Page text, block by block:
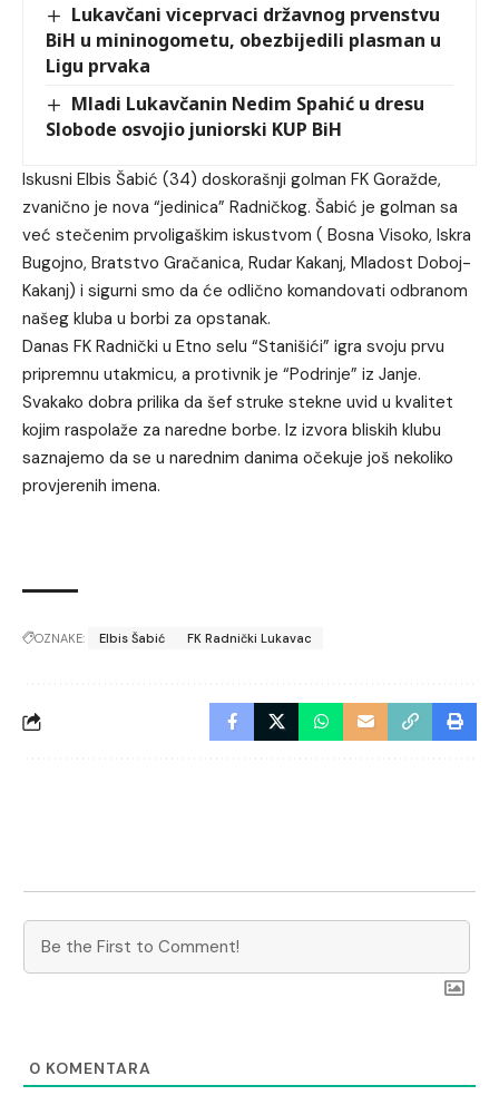
Lukavčani viceprvaci državnog prvenstvu
BiH u mininogometu, obezbijedili plasman u
Ligu prvaka
Mladi Lukavčanin Nedim Spahić u dresu
Slobode osvojio juniorski KUP BiH
Iskusni Elbis Šabić (34) doskorašnji golman FK Goražde,
zvanično je nova “jedinica” Radničkog. Šabić je golman sa
već stečenim prvoligaškim iskustvom ( Bosna Visoko, Iskra
Bugojno, Bratstvo Gračanica, Rudar Kakanj, Mladost Doboj-
Kakanj) i sigurni smo da će odlično komandovati odbranom
našeg kluba u borbi za opstanak.
Danas FK Radnički u Etno selu “Stanišići” igra svoju prvu
pripremnu utakmicu, a protivnik je “Podrinje” iz Janje.
Svakako dobra prilika da šef struke stekne uvid u kvalitet
kojim raspolaže za naredne borbe. Iz izvora bliskih klubu
saznajemo da se u narednim danima očekuje još nekoliko
provjerenih imena.
OZNAKE: Elbis Šabić FK Radnički Lukavac
0 KOMENTARA